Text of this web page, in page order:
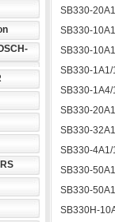
SB330-
SB330-
SB330-
SB330-
SB330-
SB330-
SB330-
SB330-
SB330-
SB330-
SB330H-